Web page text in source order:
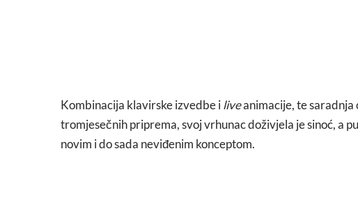
Kombinacija klavirske izvedbe iliveanimacije, te saradnja
tromjesečnih priprema, svoj vrhunac doživjela je sinoć, a
novim i do sada neviđenim konceptom.